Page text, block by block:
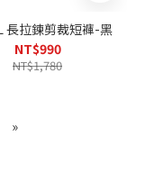
長拉鍊剪裁短褲-黑
NT$990
NT$1,780
»